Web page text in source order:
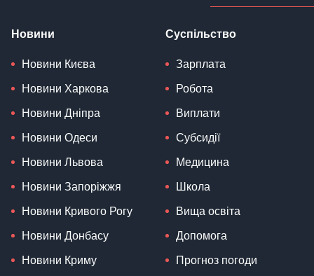
Новини
Новини Києва
Новини Харкова
Новини Дніпра
Новини Одеси
Новини Львова
Новини Запоріжжя
Новини Кривого Рогу
Новини Донбасу
Новини Криму
Суспільство
Зарплата
Робота
Виплати
Субсидії
Медицина
Школа
Вища освіта
Допомога
Прогноз погоди